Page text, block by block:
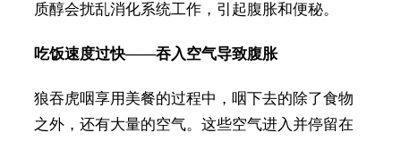
质醇会扰乱消化系统工作，引起腹胀和便秘。
吃饭速度过快——吞入空气导致腹胀
狼吞虎咽享用美餐的过程中，咽下去的除了食物
之外，还有大量的空气。这些空气进入并停留在